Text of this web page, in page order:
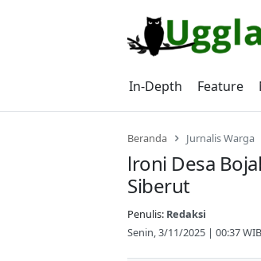
In-Depth Feature
Beranda Jurnalis Warga
lroni Desa
Siberut
Penulis: Redaksi
Senin, 3/11/2025 | 00:37 WIB